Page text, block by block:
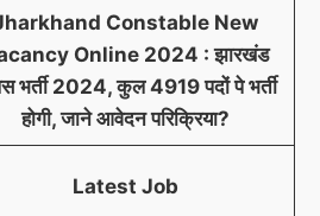
Constable New
Online 2024 : झारखंड
भर्ती 2024, कुल 4919 पदों पे भर्ती
होगी, जाने आवेदन परिक्रिया?
Latest Job